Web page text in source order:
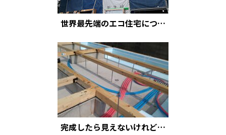
世界最先端のエコ住宅につ…
完成したら見えないけれど…